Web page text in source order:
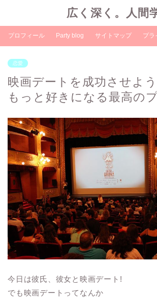
広く深く。人間
プロフィール Party blog サイトマップ プラ
恋愛
映画デートを成功させよ
もっと好きになる最高の
今日は彼氏、彼女と映画デート!
でも映画デートってなんか